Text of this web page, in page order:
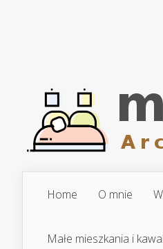
Home O mnie
Małe mieszkania i